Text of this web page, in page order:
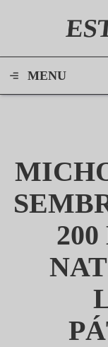
MENU